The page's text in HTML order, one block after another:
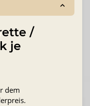
/
je
dem